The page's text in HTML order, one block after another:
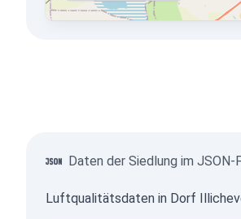
Daten der Siedlung im JSON-
Luftqualitätsdaten in Dorf